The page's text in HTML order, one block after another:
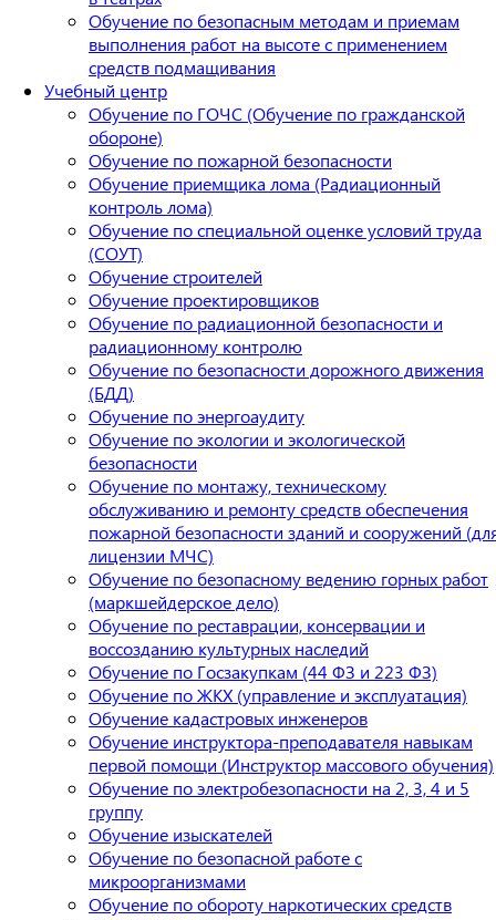
Обучение по безопасным методам и приемам
выполнения работ на высоте с применением
средств подмащивания
Учебный центр
Обучение по ГОЧС (Обучение по гражданской
обороне)
Обучение по пожарной безопасности
Обучение приемщика лома (Радиационный
контроль лома)
Обучение по специальной оценке условий труда
(СОУТ)
Обучение строителей
Обучение проектировщиков
Обучение по радиационной безопасности и
радиационному контролю
Обучение по безопасности дорожного движения
(БДД)
Обучение по энергоаудиту
Обучение по экологии и экологической
безопасности
Обучение по монтажу, техническому
обслуживанию и ремонту средств обеспечения
пожарной безопасности зданий и сооружений
лицензии МЧС)
Обучение по безопасному ведению горных работ
(маркшейдерское дело)
Обучение по реставрации, консервации и
воссозданию культурных наследий
Обучение по Госзакупкам (44 ФЗ и 223 ФЗ)
Обучение по ЖКХ (управление и эксплуатация)
Обучение кадастровых инженеров
Обучение инструктора-преподавателя навыкам
первой помощи (Инструктор массового обучения)
Обучение по электробезопасности на 2, 3, 4 и 5
группу
Обучение изыскателей
Обучение по безопасной работе с
микроорганизмами
Обучение по обороту наркотических средств